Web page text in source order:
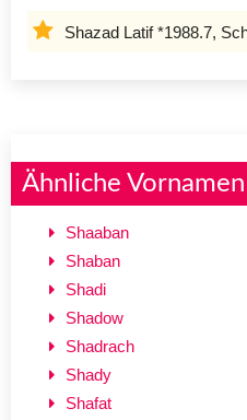
Shazad Latif *1988.7,
Ähnliche Vornamen
Shaaban
Shaban
Shadi
Shadow
Shadrach
Shady
Shafat